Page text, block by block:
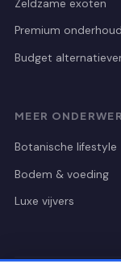
Zeldzame exoten
Premium onderhoud
Budget
MEER
Botanische lifestyle
Bodem & voeding
Luxe vijvers